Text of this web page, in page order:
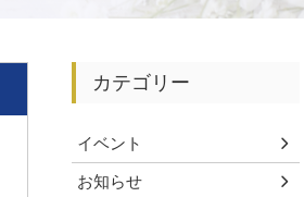
カテゴリー
イベント
お知らせ